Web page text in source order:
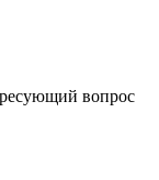
вопрос